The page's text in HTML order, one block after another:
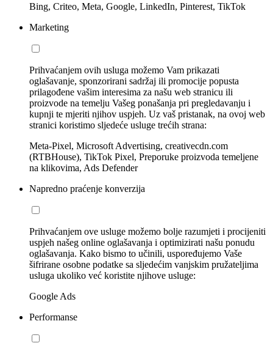
Bing, Criteo, Meta, Google, LinkedIn, Pinterest, TikTok
Marketing
Prihvaćanjem ovih usluga možemo Vam prikazati
oglašavanje, sponzorirani sadržaj ili promocije popusta
prilagođene vašim interesima za našu web stranicu ili
proizvode na temelju Vašeg ponašanja pri pregledavanju i
kupnji te mjeriti njihov uspjeh. Uz vaš pristanak, na ovoj web
stranici koristimo sljedeće usluge trećih strana:
Meta-Pixel, Microsoft Advertising, creativecdn.com
(RTBHouse), TikTok Pixel, Preporuke proizvoda temeljene
na klikovima, Ads Defender
Napredno praćenje konverzija
Prihvaćanjem ove usluge možemo bolje razumjeti i procijeniti
uspjeh našeg online oglašavanja i optimizirati našu ponudu
oglašavanja. Kako bismo to učinili, uspoređujemo Vaše
šifrirane osobne podatke sa sljedećim vanjskim pružateljima
usluga ukoliko već koristite njihove usluge:
Google Ads
Performanse